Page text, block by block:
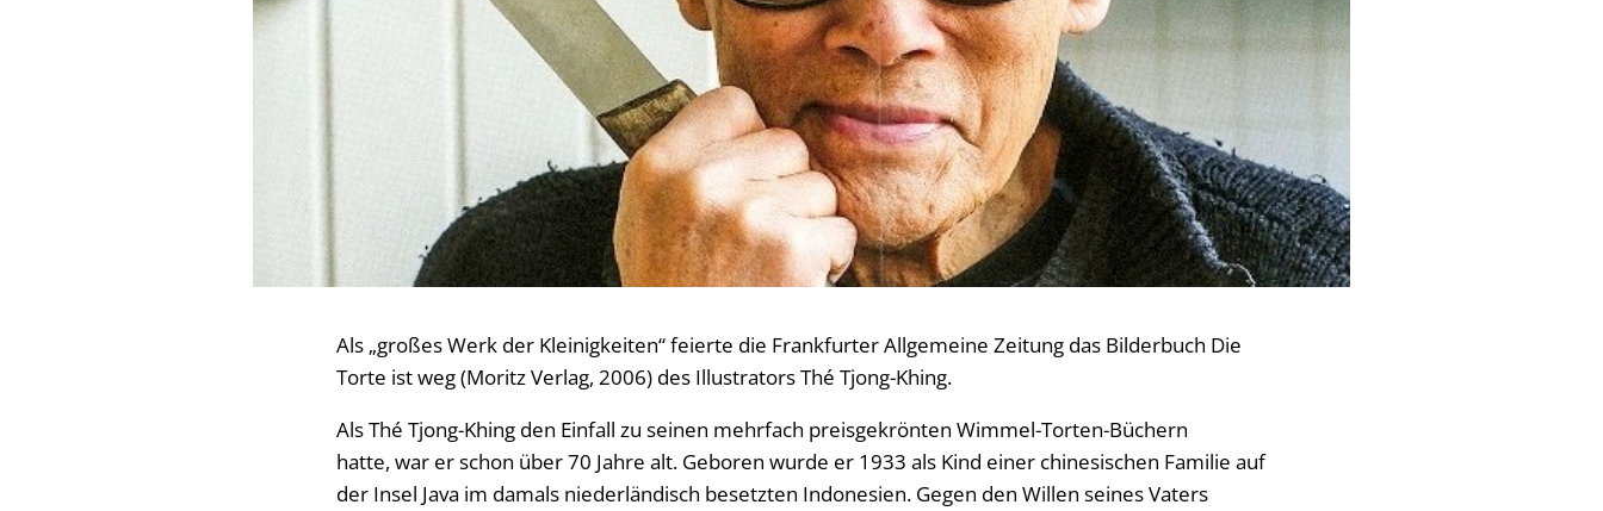
Als „großes Werk der Kleinigkeiten“ feierte die Frankfurter Allgemeine Zeitung das Bilderbuch Die
Torte ist weg (Moritz Verlag, 2006) des Illustrators Thé Tjong-Khing.
Als Thé Tjong-Khing den Einfall zu seinen mehrfach preisgekrönten Wimmel-Torten-Büchern
hatte, war er schon über 70 Jahre alt. Geboren wurde er 1933 als Kind einer chinesischen Familie auf
der Insel Java im damals niederländisch besetzten Indonesien. Gegen den Willen seines Vaters